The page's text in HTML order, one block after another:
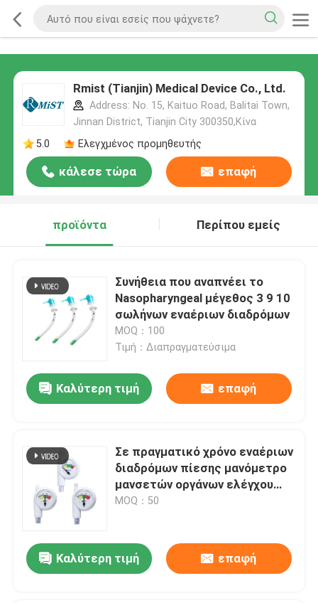
Rmist (Tianjin) Medical Device Co., Ltd.
Address: No. 15, Kaituo Road, Balitai Town,
Jinnan District, Tianjin City 300350,Κίνα
5.0
Ελεγχμένος προμηθευτής
κάλεσε τώρα επαφή
προϊόντα Περίπου εμείς
Συνήθεια που αναπνέει το
Nasopharyngeal μέγεθος 3 9 10
σωλήνων εναέριων διαδρόμων
MOQ：100
Τιμή：Διαπραγματεύσιμα
Καλύτερη τιμή επαφή
Σε πραγματικό χρόνο εναέριων
διαδρόμων πίεσης μανόμετρο
μανσετών οργάνων ελέγχου
μίας χρήσης
MOQ：50
Καλύτερη τιμή επαφή